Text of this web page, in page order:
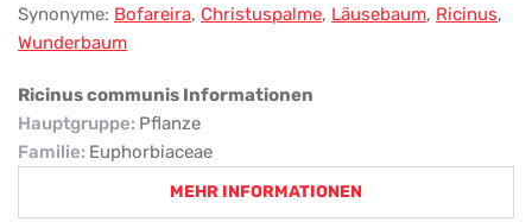
communis
Synonyme: Bofareira, Christuspalme, Läusebaum, Ricinus,
Wunderbaum
Ricinus communis Informationen
Hauptgruppe: Pflanze
Familie: Euphorbiaceae
MEHR INFORMATIONEN